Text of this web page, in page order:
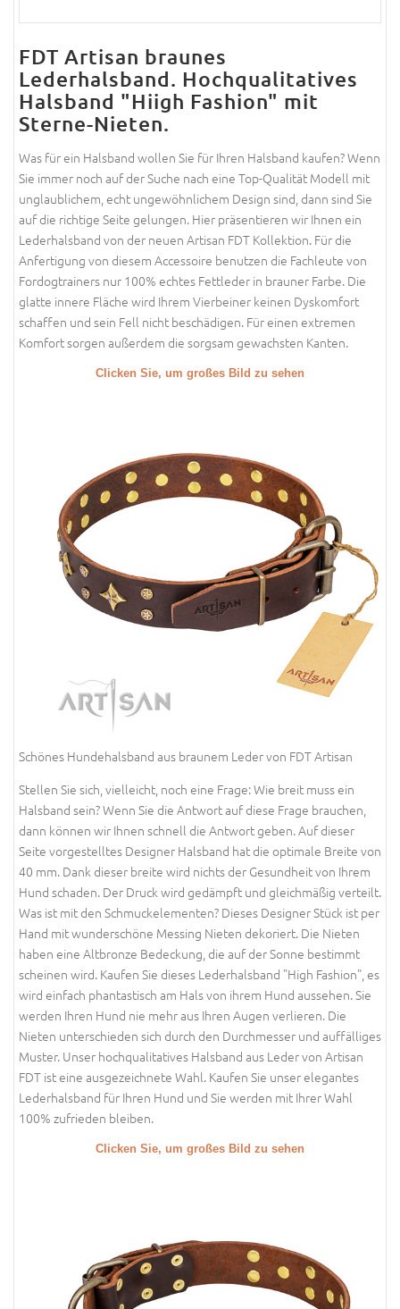
FDT Artisan braunes
Lederhalsband. Hochqualitatives
Halsband "Hiigh Fashion" mit
Sterne-Nieten.
Was für ein Halsband wollen Sie für Ihren Halsband kaufen? Wenn
Sie immer noch auf der Suche nach eine Top-Qualität Modell mit
unglaublichem, echt ungewöhnlichem Design sind, dann sind Sie
auf die richtige Seite gelungen. Hier präsentieren wir Ihnen ein
Lederhalsband von der neuen Artisan FDT Kollektion. Für die
Anfertigung von diesem Accessoire benutzen die Fachleute von
Fordogtrainers nur 100% echtes Fettleder in brauner Farbe. Die
glatte innere Fläche wird Ihrem Vierbeiner keinen Dyskomfort
schaffen und sein Fell nicht beschädigen. Für einen extremen
Komfort sorgen außerdem die sorgsam gewachsten Kanten.
Clicken Sie, um großes Bild zu sehen
Schönes Hundehalsband aus braunem Leder von FDT Artisan
Stellen Sie sich, vielleicht, noch eine Frage: Wie breit muss ein
Halsband sein? Wenn Sie die Antwort auf diese Frage brauchen,
dann können wir Ihnen schnell die Antwort geben. Auf dieser
Seite vorgestelltes Designer Halsband hat die optimale Breite von
40 mm. Dank dieser breite wird nichts der Gesundheit von Ihrem
Hund schaden. Der Druck wird gedämpft und gleichmäßig verteilt.
Was ist mit den Schmuckelementen? Dieses Designer Stück ist per
Hand mit wunderschöne Messing Nieten dekoriert. Die Nieten
haben eine Altbronze Bedeckung, die auf der Sonne bestimmt
scheinen wird. Kaufen Sie dieses Lederhalsband "High Fashion", es
wird einfach phantastisch am Hals von ihrem Hund aussehen. Sie
werden Ihren Hund nie mehr aus Ihren Augen verlieren. Die
Nieten unterschieden sich durch den Durchmesser und auffälliges
Muster. Unser hochqualitatives Halsband aus Leder von Artisan
FDT ist eine ausgezeichnete Wahl. Kaufen Sie unser elegantes
Lederhalsband für Ihren Hund und Sie werden mit Ihrer Wahl
100% zufrieden bleiben.
Clicken Sie, um großes Bild zu sehen